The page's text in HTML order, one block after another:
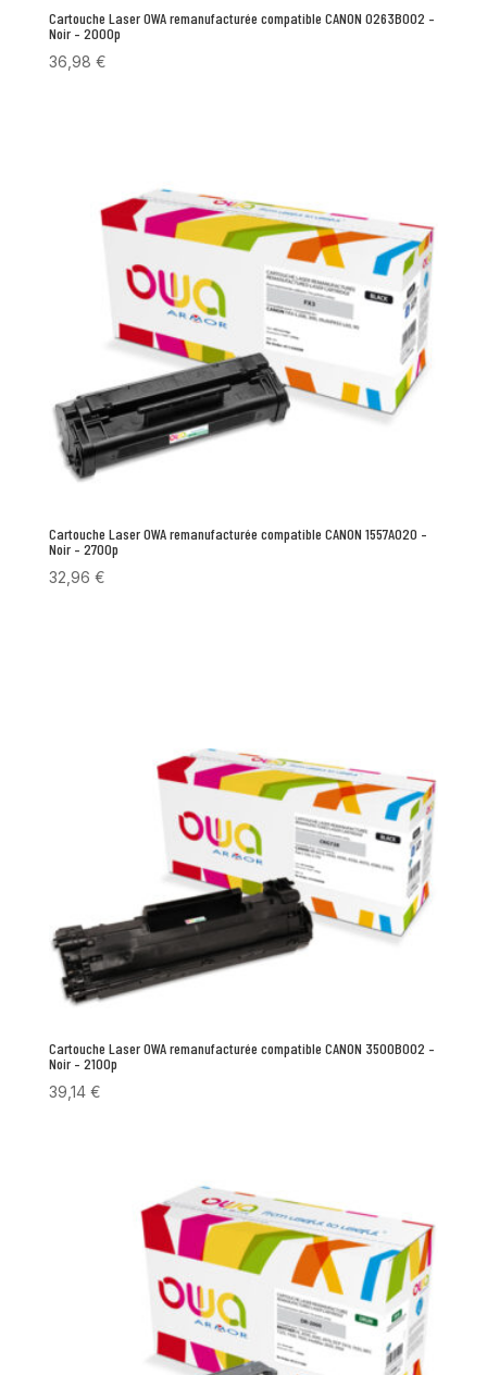
Cartouche Laser OWA remanufacturée compatible CANON 0263B002 –
Noir – 2000p
36,98 €
Cartouche Laser OWA remanufacturée compatible CANON 1557A020 –
Noir – 2700p
32,96 €
Cartouche Laser OWA remanufacturée compatible CANON 3500B002 –
Noir – 2100p
39,14 €